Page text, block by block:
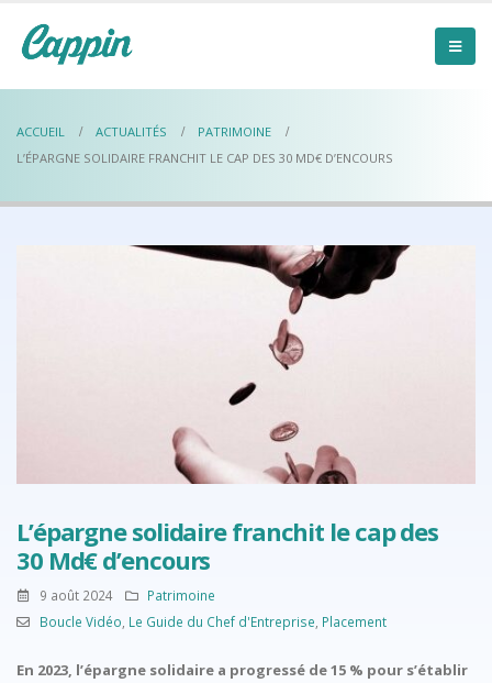
ACCUEIL ACTUALITÉS
PATRIMOINE
L’ÉPARGNE SOLIDAIRE FRANCHIT LE CAP DES 30 MD€ D’ENCOURS
L’épargne solidaire franchit le cap des
30 Md€ d’encours
9 août 2024
Patrimoine
Boucle Vidéo Le Guide du Chef d'Entreprise Placement
En 2023, l’épargne solidaire a progressé de 15 % pour s’établir